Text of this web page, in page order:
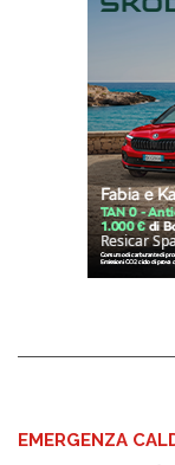
EMERGENZA